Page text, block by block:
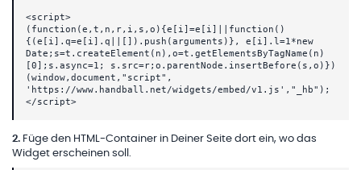
<script>
(function(e,t,n,r,i,s,o){e[i]=e[i]||function()
{(e[i].q=e[i].q||[]).push(arguments)}, e[i].l=1*new
Date;s=t.createElement(n),o=t.getElementsByTagName(n)
[0];s.async=1; s.src=r;o.parentNode.insertBefore(s,o)})
(window,document,"script",
'https://www.handball.net/widgets/embed/v1.js',"_hb");
</script>
2. Füge den HTML-Container in Deiner Seite dort ein, wo das
Widget erscheinen soll.